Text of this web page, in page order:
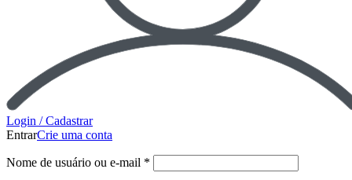
Login / Cadastrar
EntrarCrie uma conta
Nome de usuário ou e-mail *